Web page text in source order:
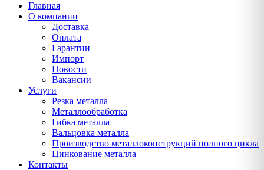
Главная
О компании
Доставка
Оплата
Гарантии
Импорт
Новости
Вакансии
Услуги
Резка металла
Металлообработка
Гибка металла
Вальцовка металла
Производство металлоконструкций полного цикла
Цинкование металла
Контакты